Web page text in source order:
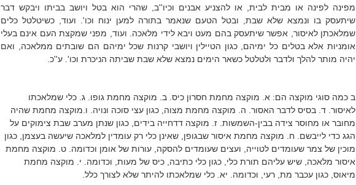
מפינה לפינה או מבית לבית, או להצניע אבנים וכיו''ב, שהרי הוא בטל ויושב בביתו ויבקש דבר
שיתעסק בו ונמצא שלא שבת, ובטל הטעם שנאמר בתורה למען ינוח וכו'. ועוד, כשיטלטל כלים
שמלאכתן לאיסור, אפשר שיתעסק בהם מעט ויבא לידי מלאכה. ועוד, מפני שמקצת העם אינם בעלי
אומניות אלא בטלים כל ימיהם, כגון הטיילין ויושבי קרנות שכל ימיהם הם שובתים ממלאכה, ואם
יהיה מותר להלך ולדבר ולטלטל כשאר הימים נמצא שלא שבת שביתה הניכרת וכו'. ע''כ.
ב כמה סוגי מוקצה הם: א. מוקצה מחמת חסרון כיס. ב. מוקצה מחמת גופו. ג. כלי שמלאכתו
לאיסור. ד. בסיס לדבר האסור. ה. מוקצה מחמת מצוה, כגון עצי סוכה ונויה. ו.מוקצה מחמת שהיה
מחובר או מחוסר צידה בבין-השמשות. ז. מוקצה דדחייה בידים, כגון שנתן מערב שבת צימוקים על
הגג כדי לייבשם. ח. מוקצה מחמת איסור שבגופן, שאינן כלי רק עומדין למלאכה שיעשה בעצמן, כגון
מוכין של צמר שעומדים לטוייה, ועצים שעומדים להסקה, עורות של אומן וכדומה. ט. מוקצה מחמת
איסור מלאכה, שיש עליהם תורת כלי, כגון כלי כתיבה, כיס של מעות, וכדומה. י. מוקצה מחמת
מיאוס, כגון עכבר מת, רעי, וכדומה. יא. כלי שמלאכתו להיתר שלא לצורך כלל.